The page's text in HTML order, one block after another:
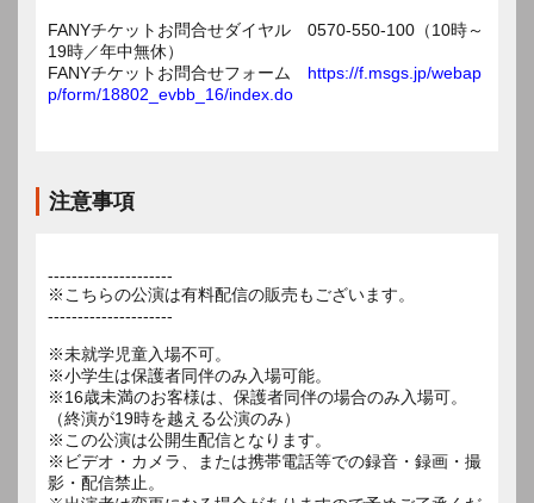
FANYチケットお問合せダイヤル 0570-550-100（10時～
19時／年中無休）
FANYチケットお問合せフォーム https://f.msgs.jp/webap
p/form/18802_evbb_16/index.do
注意事項
---------------------
※こちらの公演は有料配信の販売もございます。
---------------------
※未就学児童入場不可。
※小学生は保護者同伴のみ入場可能。
※16歳未満のお客様は、保護者同伴の場合のみ入場可。
（終演が19時を越える公演のみ）
※この公演は公開生配信となります。
※ビデオ・カメラ、または携帯電話等での録音・録画・撮
影・配信禁止。